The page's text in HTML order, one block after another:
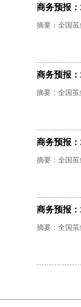
商务预报
摘要：全国茧
商务预报
摘要：全国茧
商务预报
摘要：全国茧
商务预报
摘要：全国茧